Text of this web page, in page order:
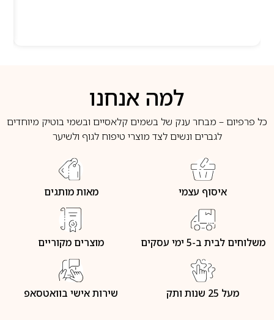
למה אנחנו
כל פרפיום – מבחר ענק של בשמים קלאסיים ובשמי בוטיק מיוחדים
לגברים ונשים לצד מוצרי טיפוח לגוף ולשיער
איסוף עצמי מאות מותגים
משלוחים לבית ב-5 ימי עסקים מוצרים מקוריים
מעל 25 שנות ותק שירות אישי בוואטסאפ